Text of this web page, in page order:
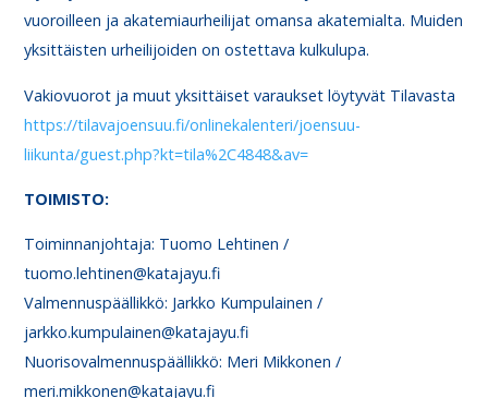
vuoroilleen ja akatemiaurheilijat omansa akatemialta. Muiden
yksittäisten urheilijoiden on ostettava kulkulupa.
Vakiovuorot ja muut yksittäiset varaukset löytyvät Tilavasta
https://tilavajoensuu.fi/onlinekalenteri/joensuu-
liikunta/guest.php?kt=tila%2C4848&av=
TOIMISTO:
Toiminnanjohtaja: Tuomo Lehtinen /
tuomo.lehtinen@katajayu.fi
Valmennuspäällikkö: Jarkko Kumpulainen /
jarkko.kumpulainen@katajayu.fi
Nuorisovalmennuspäällikkö: Meri Mikkonen /
meri.mikkonen@katajayu.fi